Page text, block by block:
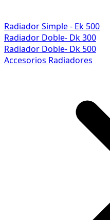
Radiador Simple - Ek 500
Radiador Doble- Dk 300
Radiador Doble- Dk 500
Accesorios Radiadores